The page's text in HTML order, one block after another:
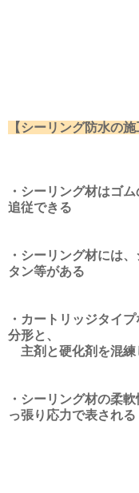
【シーリング防水の施
・シーリング材はゴ
追従できる
・シーリング材には
タン等がある
・カートリッジタイ
分形と、
主剤と硬化剤を混練
・シーリング材の柔
っ張り応力で表される